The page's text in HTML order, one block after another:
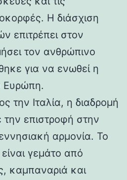
Η διάσχιση
επιτρέπει στον
τον ανθρώπινο
για να ενωθεί η
Ευρώπη.
την Ιταλία, η διαδρομή
επιστροφή στην
αρμονία. Το
γεμάτο από
καμπαναριά και